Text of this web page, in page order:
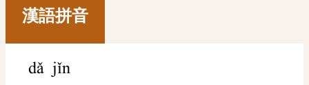
漢語拼音
dǎ jǐn